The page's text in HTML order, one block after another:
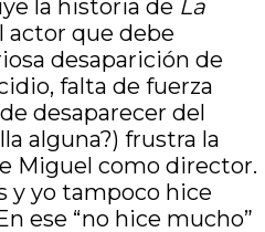
la historia de La
actor que debe
desaparición de
falta de fuerza
desaparecer del
alguna?) frustra la
Miguel como director.
y yo tampoco hice
ese “no hice mucho”